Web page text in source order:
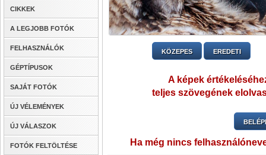
CIKKEK
A LEGJOBB FOTÓK
FELHASZNÁLÓK
GÉPTÍPUSOK
SAJÁT FOTÓK
ÚJ VÉLEMÉNYEK
ÚJ VÁLASZOK
FOTÓK FELTÖLTÉSE
KÖZEPES EREDETI
A képek
teljes szövegének
Ha még nincs